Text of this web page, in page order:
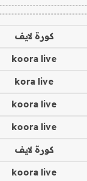
كورة لايف
koora live
kora live
koora live
koora live
كورة لايف
koora live